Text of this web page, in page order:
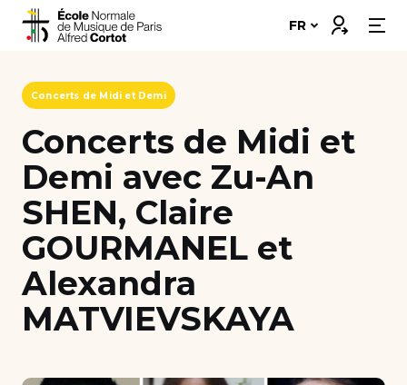
content
Formations ➔
Vie étudiante
Insertion professionnelle
Bourses et financement
FR Connexion
Concerts de Midi et Demi
Concerts de Midi et
Demi avec Zu-An
SHEN, Claire
GOURMANEL et
Alexandra
MATVIEVSKAYA